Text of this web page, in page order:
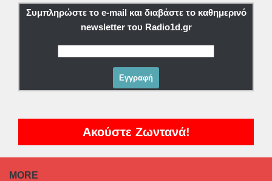
Συμπληρώστε το e-mail και διαβάστε το καθημερινό
newsletter του Radio1d.gr
Ακούστε Ζωντανά!
MORE